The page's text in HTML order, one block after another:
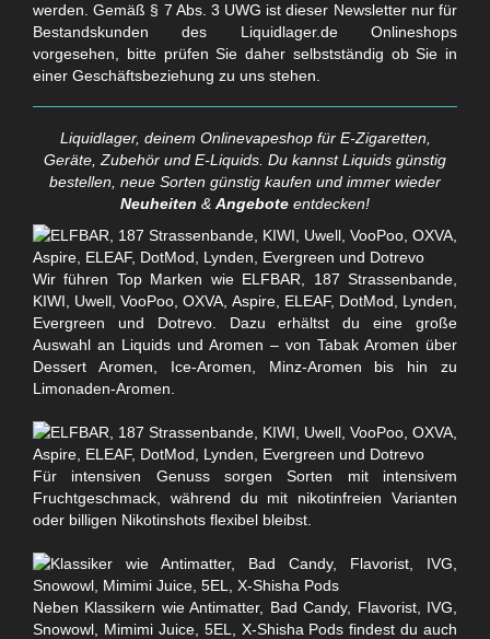
werden. Gemäß § 7 Abs. 3 UWG ist dieser Newsletter nur für
Bestandskunden des Liquidlager.de Onlineshops
vorgesehen, bitte prüfen Sie daher selbstständig ob Sie in
einer Geschäftsbeziehung zu uns stehen.
Liquidlager, deinem Onlinevapeshop für E-Zigaretten,
Geräte, Zubehör und E-Liquids. Du kannst Liquids günstig
bestellen, neue Sorten günstig kaufen und immer wieder
Neuheiten & Angebote entdecken!
Wir führen Top Marken wie ELFBAR, 187 Strassenbande,
KIWI, Uwell, VooPoo, OXVA, Aspire, ELEAF, DotMod, Lynden,
Evergreen und Dotrevo. Dazu erhältst du eine große
Auswahl an Liquids und Aromen – von Tabak Aromen über
Dessert Aromen, Ice-Aromen, Minz-Aromen bis hin zu
Limonaden-Aromen.
Für intensiven Genuss sorgen Sorten mit intensivem
Fruchtgeschmack, während du mit nikotinfreien Varianten
oder billigen Nikotinshots flexibel bleibst.
Neben Klassikern wie Antimatter, Bad Candy, Flavorist, IVG,
Snowowl, Mimimi Juice, 5EL, X-Shisha Pods findest du auch